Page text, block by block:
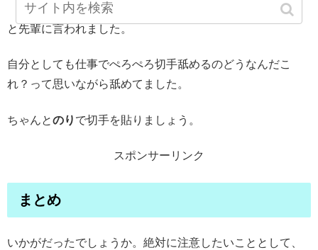
と先輩に言われました。
自分としても仕事でぺろぺろ切手舐めるのどうなんだこ
れ？って思いながら舐めてました。
ちゃんとのり で切手を貼りましょう。
スポンサーリンク
まとめ
いかがだったでしょうか。絶対に注意したいこととして、